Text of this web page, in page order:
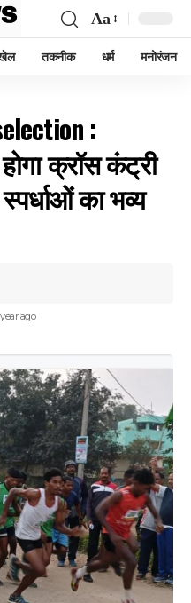
Font
Aa
तकनीक धर्म मनोरंजन
:
क्रॉस कंट्री
का भव्य
year ago